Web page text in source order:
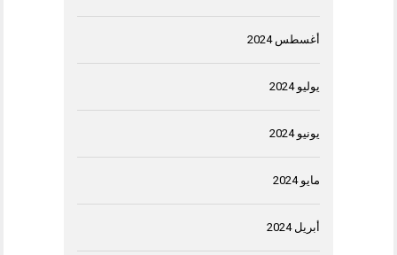
أغسطس 2024
يوليو 2024
يونيو 2024
مايو 2024
أبريل 2024